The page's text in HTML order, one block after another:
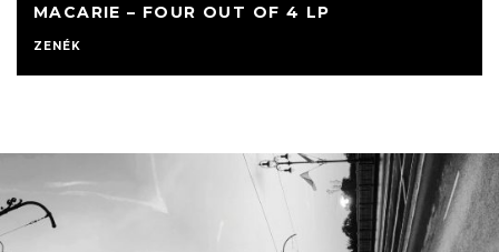
MACARIE – FOUR OUT OF 4 LP
ZENÉK